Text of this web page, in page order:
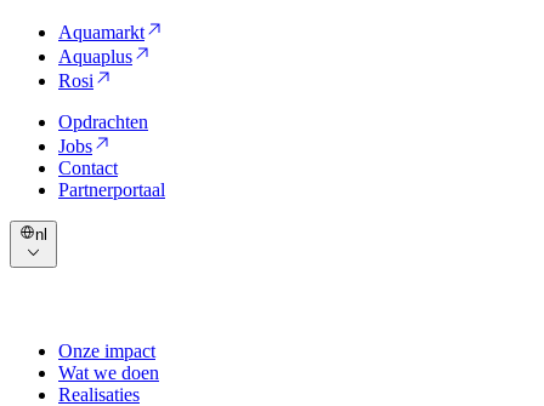
Aquamarkt
Aquaplus
Rosi
Opdrachten
Jobs
Contact
Partnerportaal
nl
Onze impact
Wat we doen
Realisaties